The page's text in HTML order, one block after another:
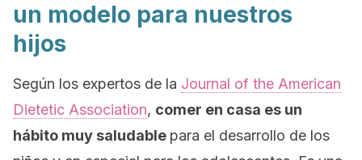
un modelo para nuestros
hijos
Según los expertos de la Journal of the American
Dietetic Association, comer en casa es un
hábito muy saludable para el desarrollo de los